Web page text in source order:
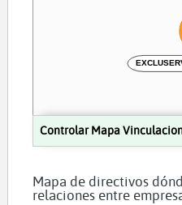
Controlar Mapa
Mapa de directivos
relaciones entre